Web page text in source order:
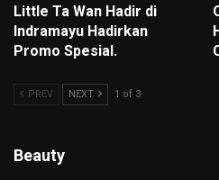
Little Ta Wan Hadir di
Indramayu Hadirkan
Promo Spesial.
PREV NEXT 1 of 3
Beauty